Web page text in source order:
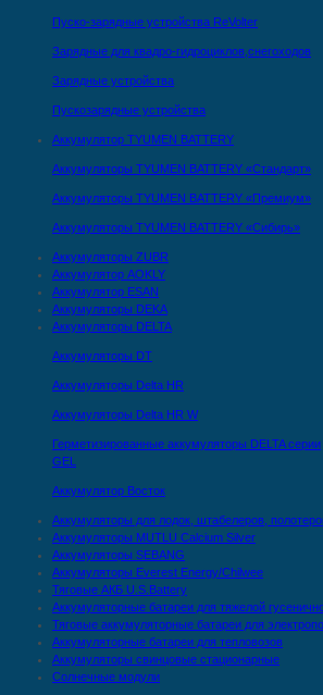
Пуско-зарядные устройства ReVolter
Зарядные для квадро-гидроциклов,снегоходов
Зарядные устройства
Пускозарядные устройства
Аккумулятор TYUMEN BATTERY
Аккумуляторы TYUMEN BATTERY «Стандарт»
Аккумуляторы TYUMEN BATTERY «Премиум»
Аккумуляторы TYUMEN BATTERY «Сибирь»
Аккумуляторы ZUBR
Аккумулятор AOKLY
Аккумулятор ESAN
Аккумуляторы DEKA
Аккумуляторы DELTA
Аккумуляторы DT
Аккумуляторы Delta HR
Аккумуляторы Delta HR W
Герметизированные аккумуляторы DELTA серии
GEL
Аккумулятор Восток
Аккумуляторы для лодок, штабелеров,
Аккумуляторы MUTLU Calcium Silver
Аккумуляторы SEBANG
Аккумуляторы Everest Energy/Chilwee
Тяговые АКБ U.S.Battery
Аккумуляторные батареи для тяжелой
Тяговые аккумуляторные батареи для
Аккумуляторные батареи для тепловозов
Аккумуляторы свинцовые стационарные
Солнечные модули